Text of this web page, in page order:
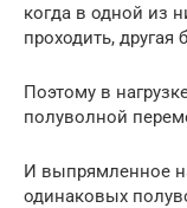
когда в одной из
проходить, другая
Поэтому в
полуволной
И выпрямленное
одинаковых